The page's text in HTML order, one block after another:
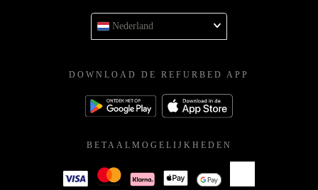
Nederland
DOWNLOAD DE REFURBED APP
BETAALMOGELIJKHEDEN